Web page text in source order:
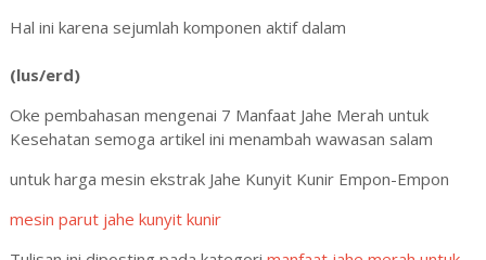
Hal ini karena sejumlah komponen aktif dalam
(lus/erd)
Oke pembahasan mengenai 7 Manfaat Jahe Merah untuk
Kesehatan semoga artikel ini menambah wawasan salam
untuk harga mesin ekstrak Jahe Kunyit Kunir Empon-Empon
mesin parut jahe kunyit kunir